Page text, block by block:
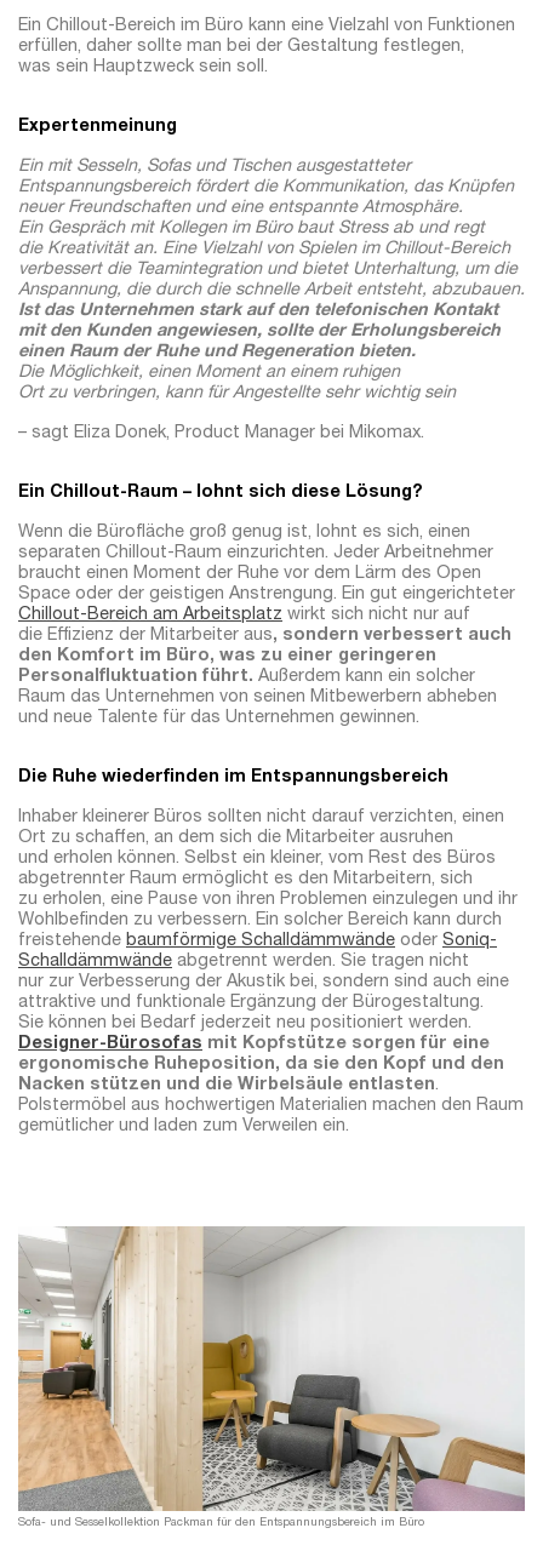
Ein Chillout-Bereich im Büro kann eine Vielzahl von Funktionen
erfüllen, daher sollte man bei der Gestaltung festlegen,
was sein Hauptzweck sein soll.
Expertenmeinung
Ein mit Sesseln, Sofas und Tischen ausgestatteter
Entspannungsbereich fördert die Kommunikation, das Knüpfen
neuer Freundschaften und eine entspannte Atmosphäre.
Ein Gespräch mit Kollegen im Büro baut Stress ab und regt
die Kreativität an. Eine Vielzahl von Spielen im Chillout-Bereich
verbessert die Teamintegration und bietet Unterhaltung, um die
Anspannung, die durch die schnelle Arbeit entsteht, abzubauen.
Ist das Unternehmen stark auf den telefonischen Kontakt
mit den Kunden angewiesen, sollte der Erholungsbereich
einen Raum der Ruhe und Regeneration bieten.
Die Möglichkeit, einen Moment an einem ruhigen
Ort zu verbringen, kann für Angestellte sehr wichtig sein
– sagt Eliza Donek, Product Manager bei Mikomax.
Ein Chillout-Raum – lohnt sich diese Lösung?
Wenn die Bürofläche groß genug ist, lohnt es sich, einen
separaten Chillout-Raum einzurichten. Jeder Arbeitnehmer
braucht einen Moment der Ruhe vor dem Lärm des Open
Space oder der geistigen Anstrengung. Ein gut eingerichteter
Chillout-Bereich am Arbeitsplatz wirkt sich nicht nur auf
die Effizienz der Mitarbeiter aus, sondern verbessert auch
den Komfort im Büro, was zu einer geringeren
Personalfluktuation führt. Außerdem kann ein solcher
Raum das Unternehmen von seinen Mitbewerbern abheben
und neue Talente für das Unternehmen gewinnen.
Die Ruhe wiederfinden im Entspannungsbereich
Inhaber kleinerer Büros sollten nicht darauf verzichten, einen
Ort zu schaffen, an dem sich die Mitarbeiter ausruhen
und erholen können. Selbst ein kleiner, vom Rest des Büros
abgetrennter Raum ermöglicht es den Mitarbeitern, sich
zu erholen, eine Pause von ihren Problemen einzulegen und ihr
Wohlbefinden zu verbessern. Ein solcher Bereich kann durch
freistehende baumförmige Schalldämmwände oder Soniq-
Schalldämmwände abgetrennt werden. Sie tragen nicht
nur zur Verbesserung der Akustik bei, sondern sind auch eine
attraktive und funktionale Ergänzung der Bürogestaltung.
Sie können bei Bedarf jederzeit neu positioniert werden.
Designer-Bürosofas mit Kopfstütze sorgen für eine
ergonomische Ruheposition, da sie den Kopf und den
Nacken stützen und die Wirbelsäule entlasten.
Polstermöbel aus hochwertigen Materialien machen den Raum
gemütlicher und laden zum Verweilen ein.
Sofa- und Sesselkollektion Packman für den Entspannungsbereich im Büro